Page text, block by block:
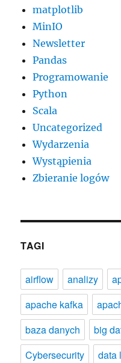
matplotlib
MinIO
Newsletter
Pandas
Programowanie
Python
Scala
Uncategorized
Wydarzenia
Wystąpienia
Zbieranie logów
TAGI
airflow analizy
apache kafka
baza danych
big
Cybersecurity
data